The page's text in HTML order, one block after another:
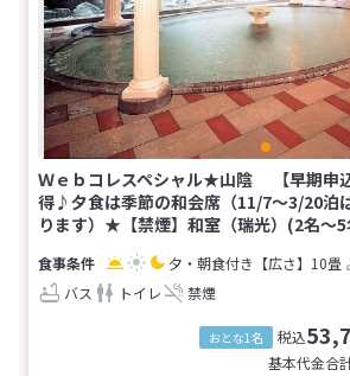
Ｗｅｂコレスペシャル★山陰 【早期申
得♪夕食は季節の和会席（11/7～3/20泊
ります）★【禁煙】和室（瑞光）(2名～5
夕・朝食付き 【広さ】10畳
バス
トイレ 禁煙
おとな1名 税込
基本代金合